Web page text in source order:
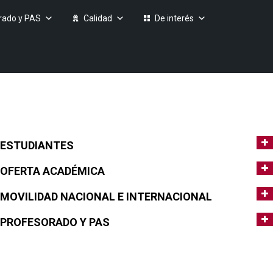
y PAS Calidad De interés
ESTUDIANTES
OFERTA ACADÉMICA
MOVILIDAD NACIONAL E INTERNACIONAL
PROFESORADO Y PAS